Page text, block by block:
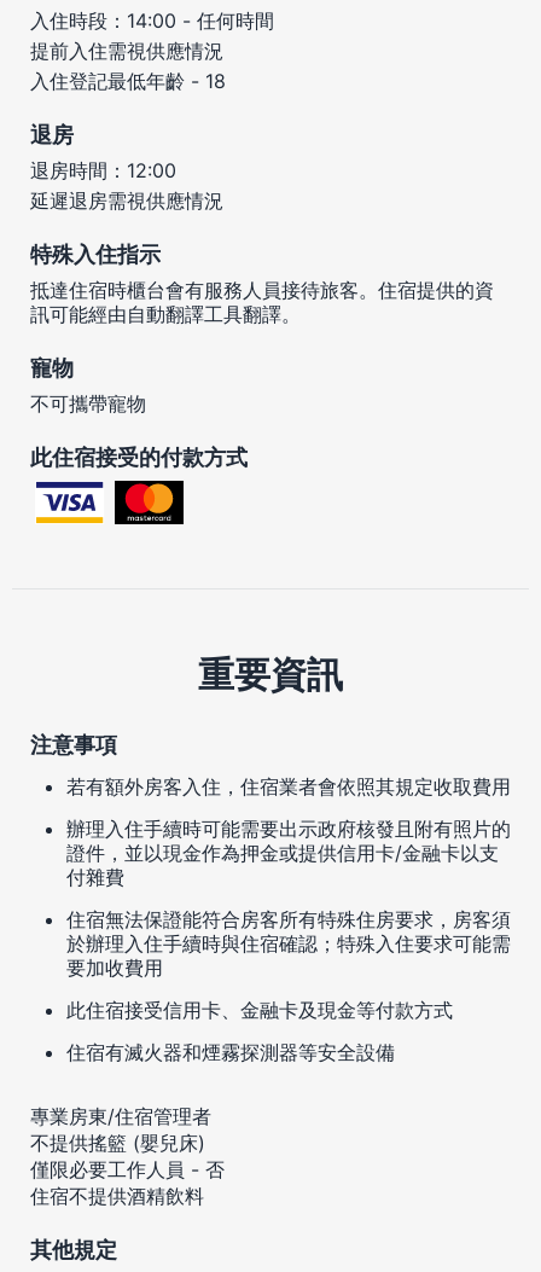
入住時段：14:00 - 任何時間
提前入住需視供應情況
入住登記最低年齡 - 18
退房
退房時間：12:00
延遲退房需視供應情況
特殊入住指示
抵達住宿時櫃台會有服務人員接待旅客。住宿提供的資
訊可能經由自動翻譯工具翻譯。
寵物
不可攜帶寵物
此住宿接受的付款方式
重要資訊
注意事項
若有額外房客入住，住宿業者會依照其規定收取費用
辦理入住手續時可能需要出示政府核發且附有照片的
證件，並以現金作為押金或提供信用卡/金融卡以支
付雜費
住宿無法保證能符合房客所有特殊住房要求，房客須
於辦理入住手續時與住宿確認；特殊入住要求可能需
要加收費用
此住宿接受信用卡、金融卡及現金等付款方式
住宿有滅火器和煙霧探測器等安全設備
專業房東/住宿管理者
不提供搖籃 (嬰兒床)
僅限必要工作人員 - 否
住宿不提供酒精飲料
其他規定